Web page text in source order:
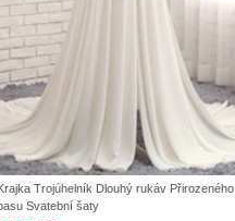
Trojúhelník Dlouhý rukáv Přirozeného
Svatební šaty